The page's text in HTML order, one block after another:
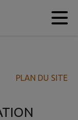
PLAN DU SITE